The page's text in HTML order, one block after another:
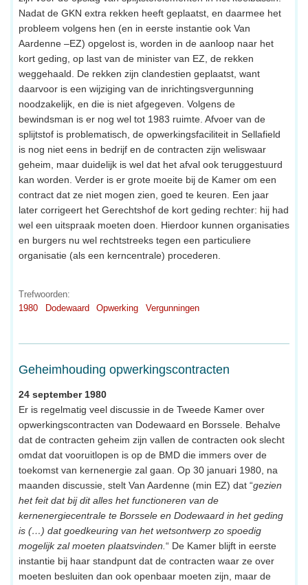
Nadat de GKN extra rekken heeft geplaatst, en daarmee het
probleem volgens hen (en in eerste instantie ook Van
Aardenne –EZ) opgelost is, worden in de aanloop naar het
kort geding, op last van de minister van EZ, de rekken
weggehaald. De rekken zijn clandestien geplaatst, want
daarvoor is een wijziging van de inrichtingsvergunning
noodzakelijk, en die is niet afgegeven. Volgens de
bewindsman is er nog wel tot 1983 ruimte. Afvoer van de
splijtstof is problematisch, de opwerkingsfaciliteit in Sellafield
is nog niet eens in bedrijf en de contracten zijn weliswaar
geheim, maar duidelijk is wel dat het afval ook teruggestuurd
kan worden. Verder is er grote moeite bij de Kamer om een
contract dat ze niet mogen zien, goed te keuren. Een jaar
later corrigeert het Gerechtshof de kort geding rechter: hij had
wel een uitspraak moeten doen. Hierdoor kunnen organisaties
en burgers nu wel rechtstreeks tegen een particuliere
organisatie (als een kerncentrale) procederen.
Trefwoorden:
1980
Dodewaard Opwerking Vergunningen
Geheimhouding opwerkingscontracten
24 september 1980
Er is regelmatig veel discussie in de Tweede Kamer over
opwerkingscontracten van Dodewaard en Borssele. Behalve
dat de contracten geheim zijn vallen de contracten ook slecht
omdat dat vooruitlopen is op de BMD die immers over de
toekomst van kernenergie zal gaan. Op 30 januari 1980, na
maanden discussie, stelt Van Aardenne (min EZ) dat “gezien
het feit dat bij dit alles het functioneren van de
kernenergiecentrale te Borssele en Dodewaard in het geding
is (…) dat goedkeuring van het wetsontwerp zo spoedig
mogelijk zal moeten plaatsvinden. “ De Kamer blijft in eerste
instantie bij haar standpunt dat de contracten waar ze over
moeten besluiten dan ook openbaar moeten zijn, maar de